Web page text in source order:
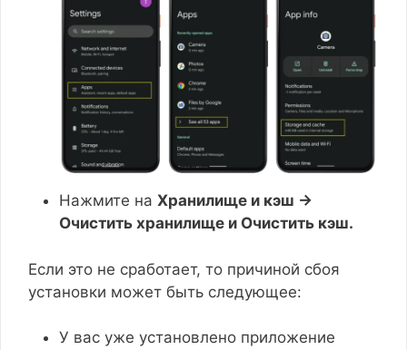
Нажмите на Хранилище и кэш →
Очистить хранилище и Очистить кэш.
Если это не сработает, то причиной сбоя
установки может быть следующее:
У вас уже установлено приложение